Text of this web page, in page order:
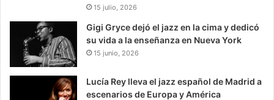
15 julio, 2026
Gigi Gryce dejó el jazz en la cima y dedicó
su vida a la enseñanza en Nueva York
15 junio, 2026
Lucía Rey lleva el jazz español de Madrid a
escenarios de Europa y América